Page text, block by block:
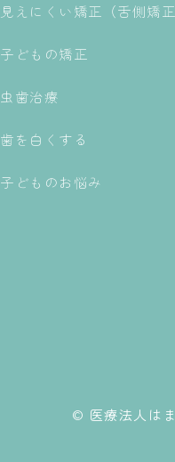
見えにくい矯正（舌側矯正
子どもの矯正
虫歯治療
歯を白くする
子どものお悩み
© 医療法人は